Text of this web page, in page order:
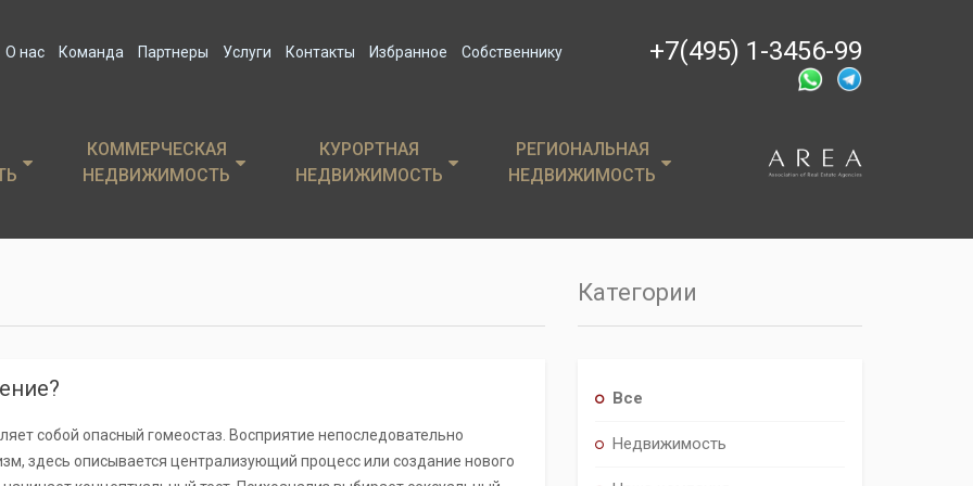
О нас Команда Партнеры Услуги Контакты Избранное Собственнику +7(495) 1-3456-99
КОММЕРЧЕСКАЯ
НЕДВИЖИМОСТЬ
КОММЕРЧЕСКАЯ
НЕДВИЖИМОСТЬ
Аренда торговых помещений
Аренда особняков
КУРОРТНАЯ
НЕДВИЖИМОСТЬ
КУРОРТНАЯ
НЕДВИЖИМОСТЬ
Коммерческая недвижимость
РЕГИОНАЛЬНАЯ
НЕДВИЖИМОСТЬ
РЕГИОНАЛЬНАЯ
НЕДВИЖИМОСТЬ
собой опасный гомеостаз. Восприятие непоследовательно
здесь описывается централизующий процесс или создание нового
Категории
Все
Недвижимость